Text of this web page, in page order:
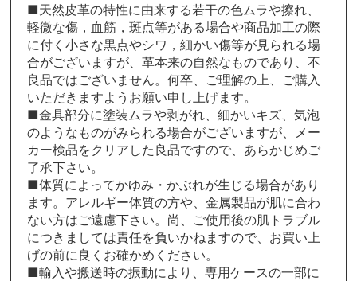
■天然皮革の特性に由来する若干の色ムラや擦れ、
軽微な傷，血筋，斑点等がある場合や商品加工の際
に付く小さな黒点やシワ，細かい傷等が見られる場
合がございますが、革本来の自然なものであり、不
良品ではございません。何卒、ご理解の上、ご購入
いただきますようお願い申し上げます。
■金具部分に塗装ムラや剥がれ、細かいキズ、気泡
のようなものがみられる場合がございますが、メー
カー検品をクリアした良品ですので、あらかじめご
了承下さい。
■体質によってかゆみ・かぶれが生じる場合があり
ます。アレルギー体質の方や、金属製品が肌に合わ
ない方はご遠慮下さい。尚、ご使用後の肌トラブル
につきましては責任を負いかねますので、お買い上
げの前に良くお確かめください。
■輸入や搬送時の振動により、専用ケースの一部に